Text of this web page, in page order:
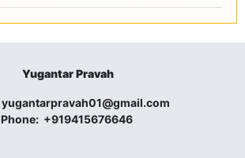
Yugantar Pravah
yugantarpravah01@gmail.com
Phone: +919415676646